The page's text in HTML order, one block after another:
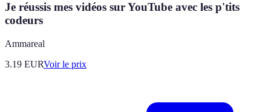
Je réussis mes vidéos sur YouTube avec les p'tits
codeurs
Ammareal
3.19 EURVoir le prix